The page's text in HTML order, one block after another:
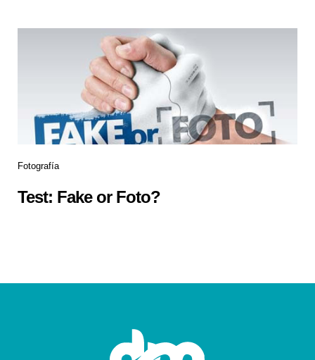
Fotografía
Test: Fake or Foto?